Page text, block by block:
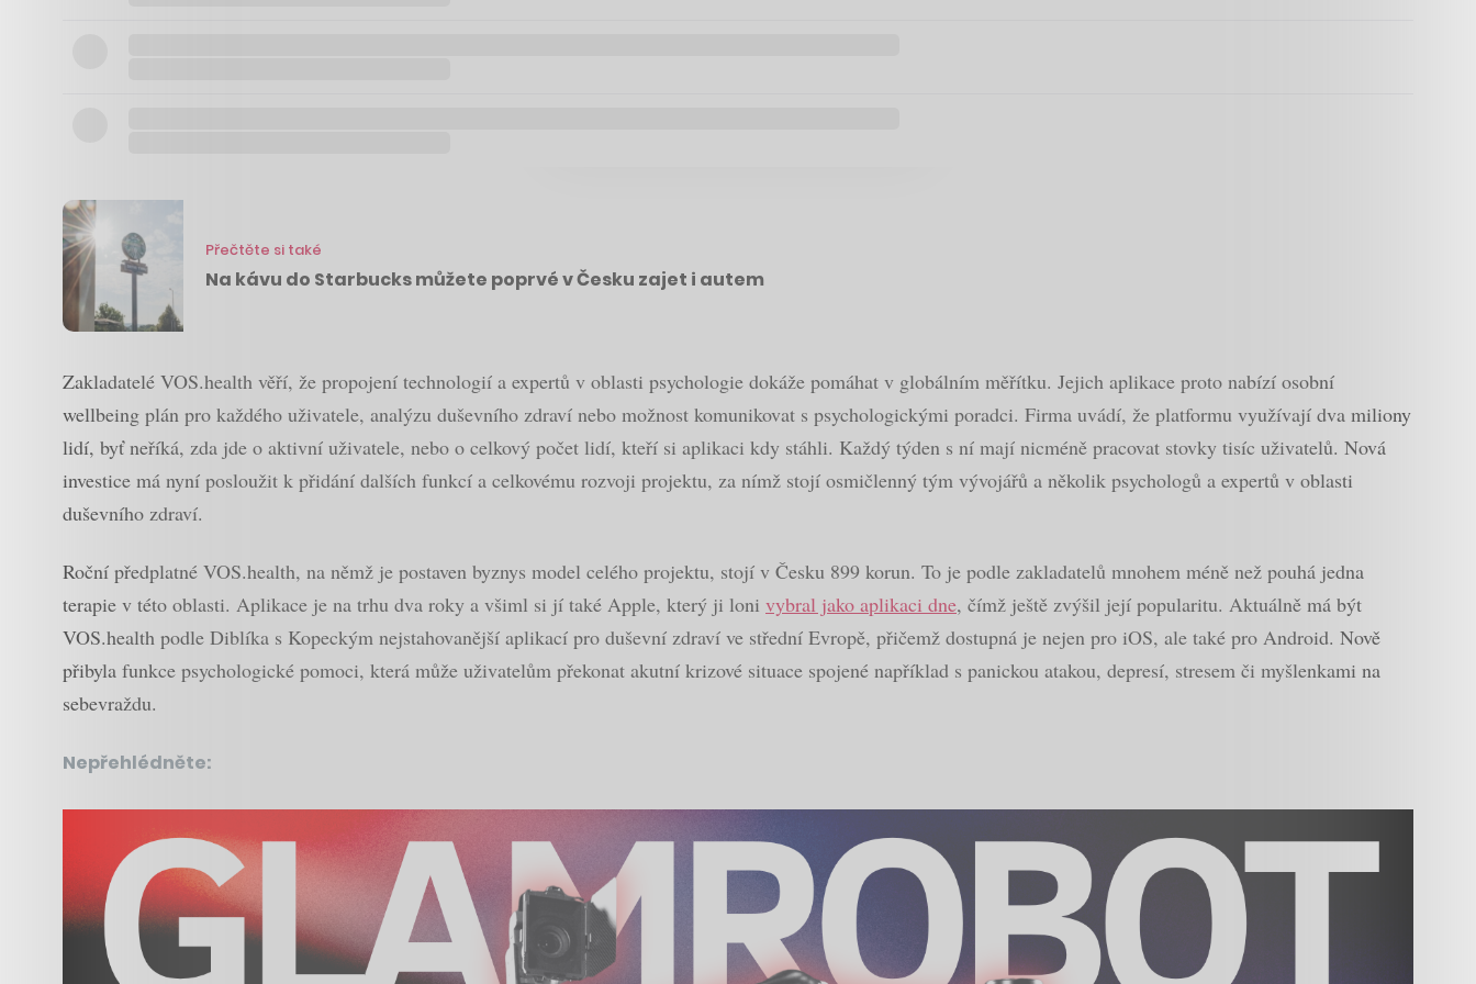
Přečtěte si také
Na kávu do Starbucks můžete poprvé v Česku zajet i autem
Zakladatelé VOS.health věří, že propojení technologií a expertů v oblasti psychologie dokáže pomáhat v globálním měřítku. Jejich aplikace proto nabízí osobní
wellbeing plán pro každého uživatele, analýzu duševního zdraví nebo možnost komunikovat s psychologickými poradci. Firma uvádí, že platformu využívají dva miliony
lidí, byť neříká, zda jde o aktivní uživatele, nebo o celkový počet lidí, kteří si aplikaci kdy stáhli. Každý týden s ní mají nicméně pracovat stovky tisíc uživatelů. Nová
investice má nyní posloužit k přidání dalších funkcí a celkovému rozvoji projektu, za nímž stojí osmičlenný tým vývojářů a několik psychologů a expertů v oblasti
duševního zdraví.
Roční předplatné VOS.health, na němž je postaven byznys model celého projektu, stojí v Česku 899 korun. To je podle zakladatelů mnohem méně než pouhá jedna
terapie v této oblasti. Aplikace je na trhu dva roky a všiml si jí také Apple, který ji loni vybral jako aplikaci dne, čímž ještě zvýšil její popularitu. Aktuálně má být
VOS.health podle Diblíka s Kopeckým nejstahovanější aplikací pro duševní zdraví ve střední Evropě, přičemž dostupná je nejen pro iOS, ale také pro Android. Nově
přibyla funkce psychologické pomoci, která může uživatelům překonat akutní krizové situace spojené například s panickou atakou, depresí, stresem či myšlenkami na
sebevraždu.
Nepřehlédněte: